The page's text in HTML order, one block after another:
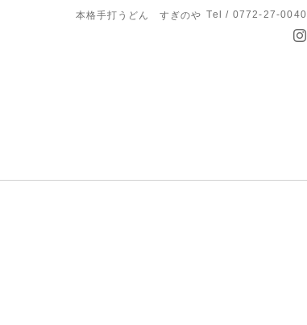
本格手打うどん すぎのや Tel / 0772-27-0040